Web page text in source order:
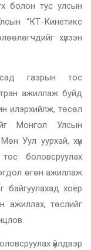
болон тус улсын
“КТ-Кинетикс
хүлээн
газрын тос
ажиллаж буйд
илэрхийлж, төсөл
Монгол Улсын
Уул уурхай, хүн
боловсруулах
өгөн ажиллаж
байгуулахад хоёр
ажиллах, төслийг
үйлдвэр